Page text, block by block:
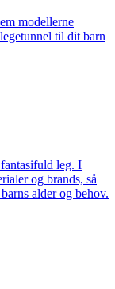
modellerne
til dit barn
leg. I
og brands, så
alder og behov.